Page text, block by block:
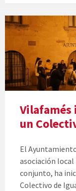
Vilafamés
un
El
asociación local
conjunto, ha
Colectivo de